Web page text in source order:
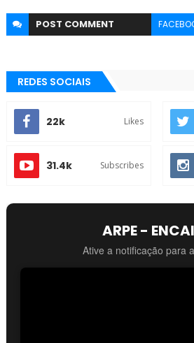
POST COMMENT
REDES SOCIAIS
22k Likes
31.4k Subscribes
ARPE -
Ative a notificação para